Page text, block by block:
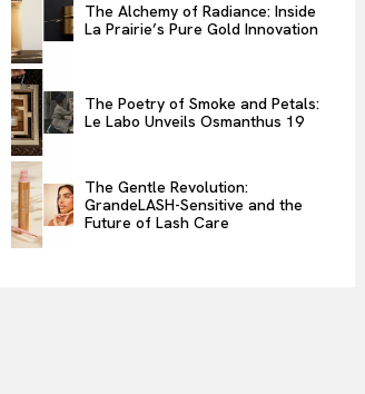
The Alchemy of Radiance: Inside
La Prairie’s Pure Gold Innovation
The Poetry of Smoke and Petals:
Le Labo Unveils Osmanthus 19
The Gentle Revolution:
GrandeLASH-Sensitive and the
Future of Lash Care